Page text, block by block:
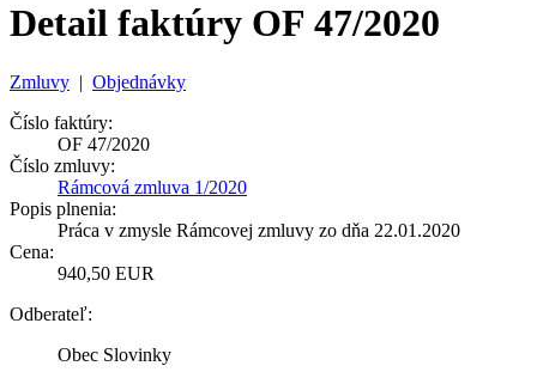
Detail faktúry OF 47/2020
Zmluvy | Objednávky
Číslo faktúry:
OF 47/2020
Číslo zmluvy:
Rámcová zmluva 1/2020
Popis plnenia:
Práca v zmysle Rámcovej zmluvy zo dňa 22.01.2020
Cena:
940,50 EUR
Odberateľ:
Obec Slovinky